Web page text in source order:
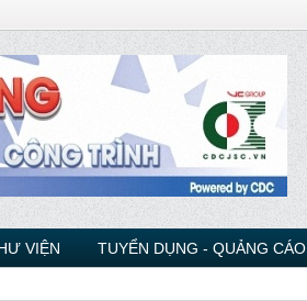
VIỆN TUYỂN DỤNG - QUẢNG CÁO